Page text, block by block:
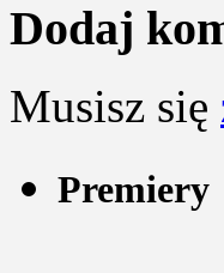
Dodaj
Musisz się
Premiery